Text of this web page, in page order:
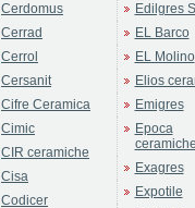
Cerdomus
Cerrad
Cerrol
Cersanit
Cifre Ceramica
Cimic
CIR ceramiche
Cisa
Codicer
Edilgres
EL Barco
EL Molino
Elios
Emigres
Epoca
Exagres
Expotile